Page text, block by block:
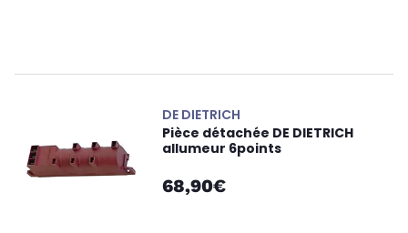
DE DIETRICH
Pièce détachée DE DIETRICH
allumeur 6points
68,90€